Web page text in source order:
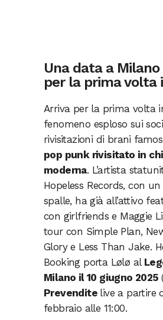
Una data a
per la prima volta
Arriva per la prima volta
fenomeno esploso sui
rivisitazioni di brani
pop punk rivisitato in
moderna. L’artista
Hopeless Records, con
spalle, ha già all’attivo
con girlfriends e Maggie
tour con Simple Plan,
Glory e Less Than Jake.
Booking porta Lølø al
Milano il 10 giugno 2025
Prevendite live a partire
febbraio alle 11:00.